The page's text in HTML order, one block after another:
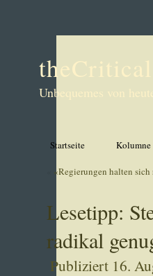
Unbequemes von
Startseite Kolumne
«Regierungen halten sich
Lesetipp:
radikal
Publiziert 16.